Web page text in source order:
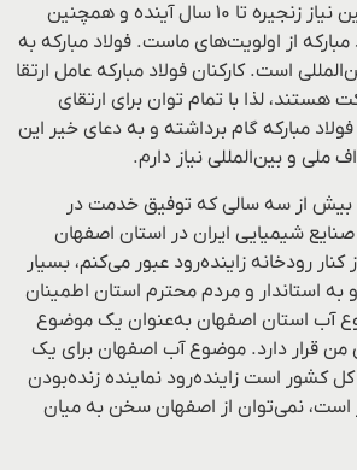
حوزه معدن در کنار تأمین نیاز زنجیره تا ۱۰ سال آینده و همچنین
از اولویت‌های ماست. فولاد مبارکه به
است. کارکنان فولاد مبارکه عامل ارتقا
هستند، لذا با تمام توان برای ارتقای
مبارکه گام برداشته و به دعای خیر این
ملی و بین‌المللی نیاز دارم.
از سه سالی که توفیق خدمت در
شیمیایی ایران در استان اصفهان
رودخانه زاینده‌رود عبور می‌کنم، بسیار
به استاندار و مردم محترم استان اطمینان
آب استان اصفهان به‌عنوان یک موضوع
قرار دارد. موضوع آب اصفهان برای یک
کشور است زاینده‌رود نماینده زنده‌بودن
است، نمی‌توان از اصفهان سخن به میان